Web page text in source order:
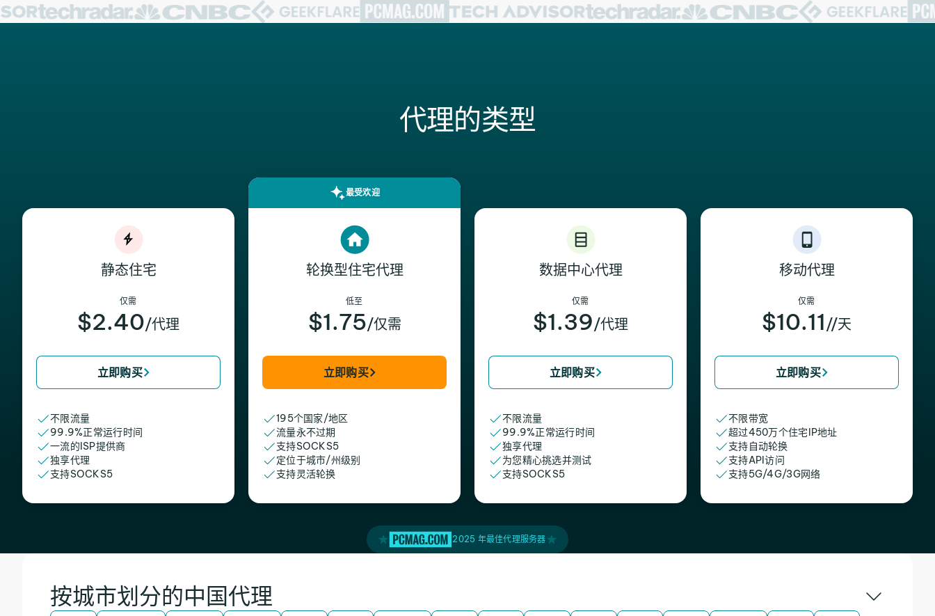
代理的类型
静态住宅
仅需
$2.40/代理
立即购买
不限流量
99.9%正常运行时间
一流的ISP提供商
独享代理
支持SOCKS5
最受欢迎
轮换型住宅代理
低至
$1.75/仅需
立即购买
195个国家/地区
流量永不过期
支持SOCKS5
定位于城市/州级别
支持灵活轮换
数据中心代理
仅需
$1.39/代理
立即购买
不限流量
99.9%正常运行时间
独享代理
为您精心挑选并测试
支持SOCKS5
移动代理
仅需
$10.11 //天
立即购买
不限带宽
超过450万个住宅IP地址
支持自动轮换
支持API访问
支持5G/4G/3G网络
2025 年最佳代理服务器
按城市划分的中国代理